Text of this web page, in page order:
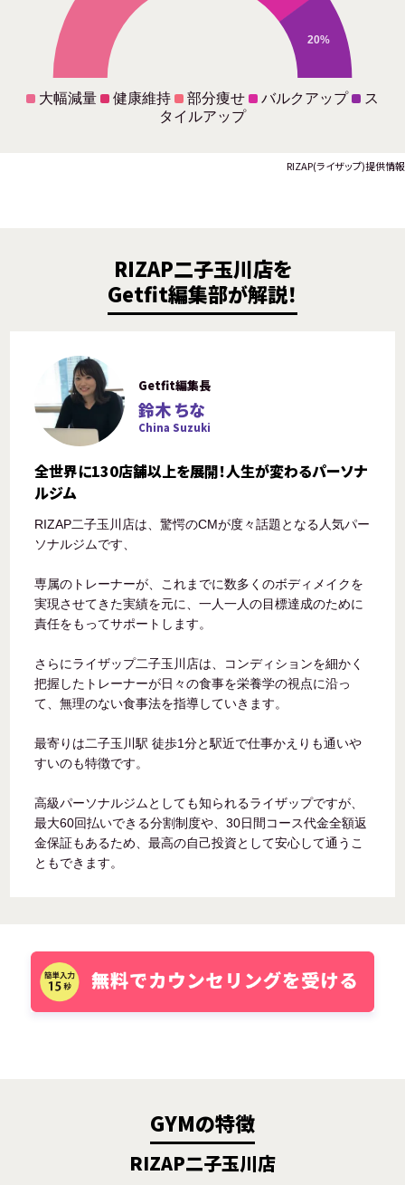
20%
大幅減量 健康維持 部分痩せ バルクアップ
ス
タイルアップ
RIZAP(ライザップ)提供情報
RIZAP二子玉川店を
Getfit編集部が解説！
Getfit編集長
鈴木 ちな
China Suzuki
全世界に130店舗以上を展開！人生が変わるパーソナ
ルジム
RIZAP二子玉川店は、驚愕のCMが度々話題となる人気パー
ソナルジムです、
専属のトレーナーが、これまでに数多くのボディメイクを
実現させてきた実績を元に、一人一人の目標達成のために
責任をもってサポートします。
さらにライザップ二子玉川店は、コンディションを細かく
把握したトレーナーが日々の食事を栄養学の視点に沿っ
て、無理のない食事法を指導していきます。
最寄りは二子玉川駅 徒歩1分と駅近で仕事かえりも通いや
すいのも特徴です。
高級パーソナルジムとしても知られるライザップですが、
最大60回払いできる分割制度や、30日間コース代金全額返
金保証もあるため、最高の自己投資として安心して通うこ
ともできます。
GYMの特徴
RIZAP二子玉川店